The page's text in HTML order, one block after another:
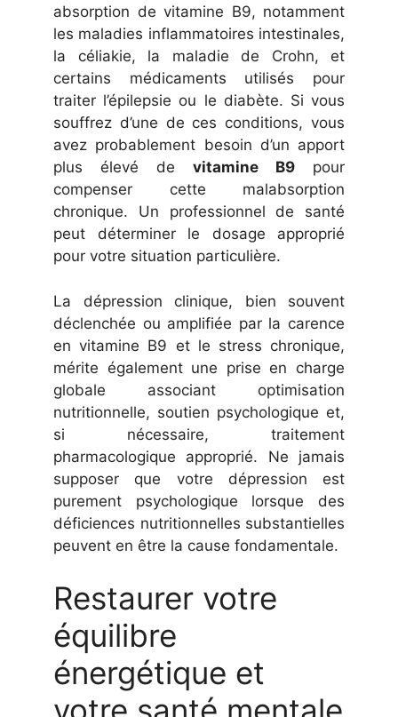
absorption de vitamine B9, notamment
les maladies inflammatoires intestinales,
la céliakie, la maladie de Crohn, et
certains médicaments utilisés pour
traiter l’épilepsie ou le diabète. Si vous
souffrez d’une de ces conditions, vous
avez probablement besoin d’un apport
plus élevé de vitamine B9 pour
compenser cette malabsorption
chronique. Un professionnel de santé
peut déterminer le dosage approprié
pour votre situation particulière.
La dépression clinique, bien souvent
déclenchée ou amplifiée par la carence
en vitamine B9 et le stress chronique,
mérite également une prise en charge
globale associant optimisation
nutritionnelle, soutien psychologique et,
si nécessaire, traitement
pharmacologique approprié. Ne jamais
supposer que votre dépression est
purement psychologique lorsque des
déficiences nutritionnelles substantielles
peuvent en être la cause fondamentale.
Restaurer votre
équilibre
énergétique et